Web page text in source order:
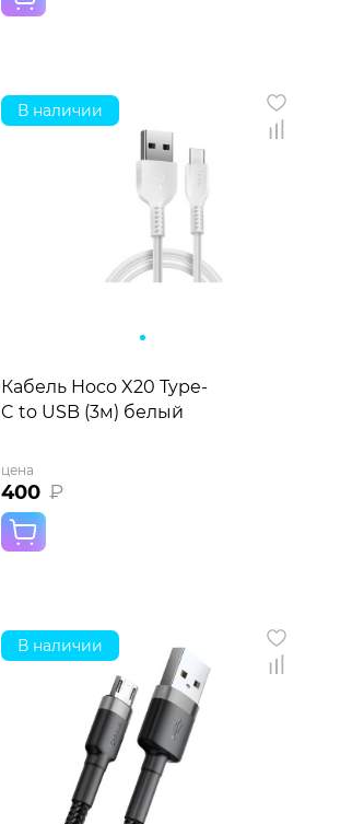
В наличии
Кабель Hoco X20 Type-
C to USB (3м) белый
цена
400 ₽
В наличии